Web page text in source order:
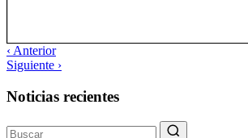
‹ Anterior
Siguiente ›
Noticias recientes